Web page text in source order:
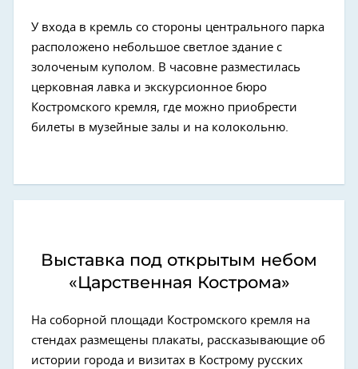
У входа в кремль со стороны центрального парка
расположено небольшое светлое здание с
золоченым куполом. В часовне разместилась
церковная лавка и экскурсионное бюро
Костромского кремля, где можно приобрести
билеты в музейные залы и на колокольню.
Выставка под открытым небом
«Царственная Кострома»
На соборной площади Костромского кремля на
стендах размещены плакаты, рассказывающие об
истории города и визитах в Кострому русских